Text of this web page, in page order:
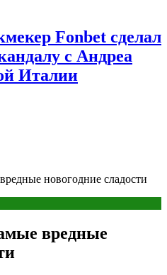
Fonbet сделал
с Андреа
Италии
новогодние сладости
вредные